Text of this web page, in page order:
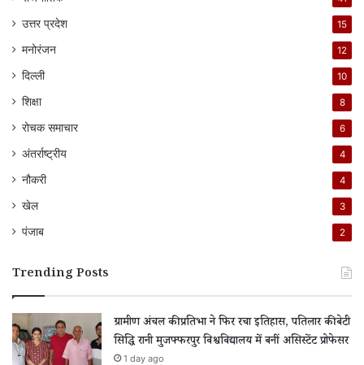
उत्तर प्रदेश 15
मनोरंजन 12
दिल्ली 10
शिक्षा 8
रोचक समाचार 6
अंतर्राष्ट्रीय 4
नौकरी 4
खेल 3
पंजाब 2
Trending Posts
ग्रामीण अंचल की प्रतिभा ने फिर रचा इतिहास, पतिलार की बेटी
सिद्धि रानी मुजफ्फरपुर विश्वविद्यालय में बनीं असिस्टेंट प्रोफेसर
1 day ago